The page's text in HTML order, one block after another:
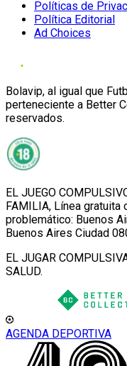
Políticas de
Política Editorial
Ad Choices
Bolavip, al igual que
perteneciente a Better
reservados.
EL JUEGO
FAMILIA, Línea gratuita
problemático: Buenos
Buenos Aires Ciudad
EL JUGAR
SALUD.
AGENDA DEPORTIVA